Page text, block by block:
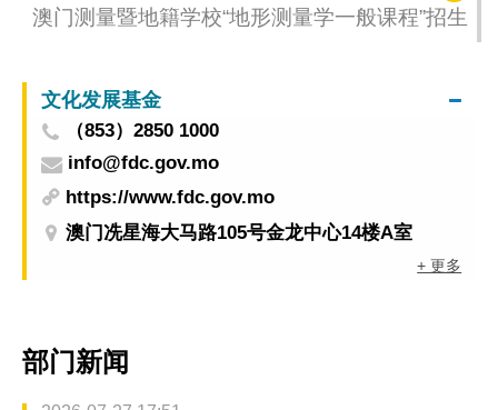
澳门测量暨地籍学校“地形测量学一般课程”招生
文化发展基金
（853）2850 1000
info@fdc.gov.mo
https://www.fdc.gov.mo
澳门冼星海大马路105号金龙中心14楼A室
+ 更多
部门新闻